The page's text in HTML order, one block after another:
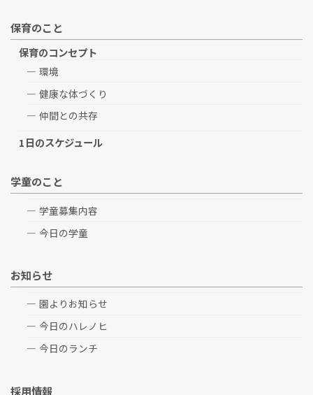
保育のこと
保育のコンセプト
環境
健康な体づくり
仲間との共存
1日のスケジュール
学童のこと
学童募集内容
今日の学童
お知らせ
園よりお知らせ
今日のハレノヒ
今日のランチ
採用情報